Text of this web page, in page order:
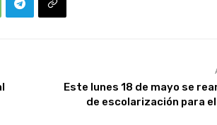
Este lunes 18 de mayo se
de escolarización para